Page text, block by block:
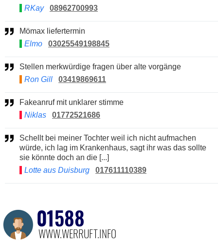
RKay
08962700993
Mömax liefertermin
Elmo
03025549198845
Stellen merkwürdige fragen über alte vorgänge
Ron Gill
03419869611
Fakeanruf mit unklarer stimme
Niklas
01772521686
Schellt bei meiner Tochter weil ich nicht aufmachen
würde, ich lag im Krankenhaus, sagt ihr was das sollte
sie könnte doch an die [...]
Lotte aus Duisburg
017611110389